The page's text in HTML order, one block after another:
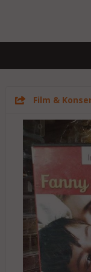
Film &